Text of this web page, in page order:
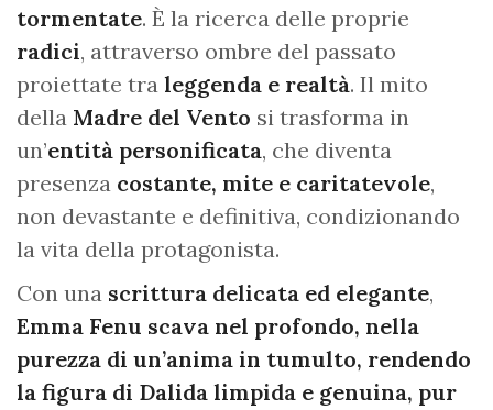
tormentate. È la ricerca delle proprie
radici, attraverso ombre del passato
proiettate tra leggenda e realtà. Il mito
della Madre del Vento si trasforma in
un’entità personificata, che diventa
presenza costante, mite e caritatevole,
non devastante e definitiva, condizionando
la vita della protagonista.
Con una scrittura delicata ed elegante,
Emma Fenu scava nel profondo, nella
purezza di un’anima in tumulto, rendendo
la figura di Dalida limpida e genuina, pur